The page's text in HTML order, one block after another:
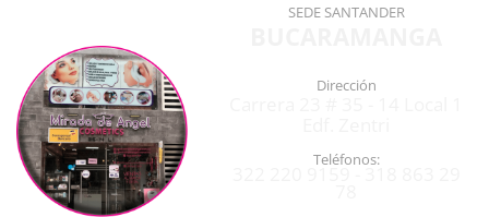
SEDE SANTANDER
Dirección
Teléfonos: